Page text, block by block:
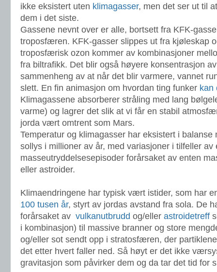
ikke eksistert uten klimagasser, men det ser ut til
dem i det siste.
Gassene nevnt over er alle, bortsett fra KFK-
troposfæren. KFK-gasser slippes ut fra kjøleskap
troposfærisk ozon kommer av kombinasjoner
fra biltrafikk. Det blir også høyere konsentrasjon
sammenheng av at når det blir varmere, vannet
slett. En fin animasjon om hvordan ting funker kan
Klimagassene absorberer stråling med lang
varme) og lagrer det slik at vi får en stabil
jorda vært omtrent som Mars.
Temperatur og klimagasser har eksistert i balanse
sollys i millioner av år, med variasjoner i tilfeller av
masseutryddelsesepisoder forårsaket av enten
eller astroider.
Klimaendringene har typisk vært istider, som har
100 tusen år, styrt av jordas avstand fra sola. De
forårsaket av vulkanutbrudd og/eller astroidetreff
i kombinasjon) til massive branner og store
og/eller sot sendt opp i stratosfæren, der
det etter hvert faller ned. Så høyt er det ikke
gravitasjon som påvirker dem og da tar det tid for